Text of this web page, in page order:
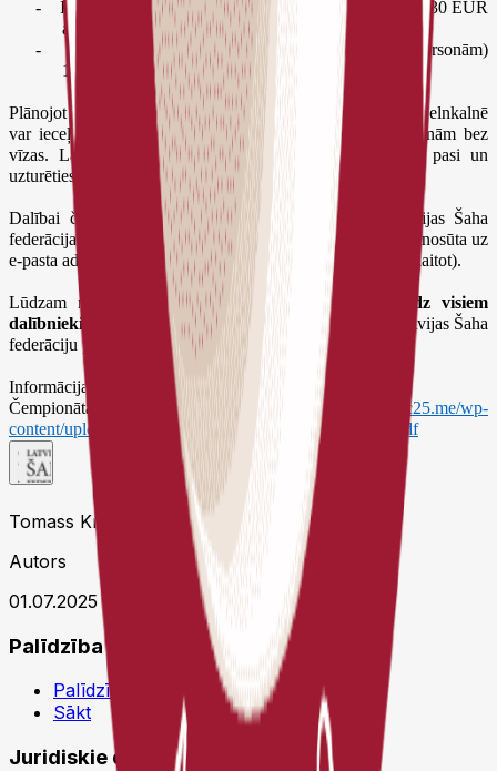
-
Iemaksu Eiropas Šaha savienībā (tikai spēlētājiem) 130 EUR
apmērā;
-
Dalības maksu (gan spēlētājiem, gan pavadošām personām)
100 EUR apmērā.
Plānojot ceļojumu, aicinām ņemt vērā, ka Latvijas pilsoņi Melnkalnē
var ieceļot ar pasi vai eID karti un uzturēties līdz 30 dienām bez
vīzas. Latvijas nepilsoņi Melnkalnē var ieceļot tikai ar pasi un
uzturēties līdz 30 dienām bez vīzas.
Dalībai čempionātā iespējams pieteikties, aizpildot Latvijas Šaha
federācijas izstrādāto
pieteikuma formu
. Aizpildītā forma jānosūta uz
e-pasta adresi
info@sahafederacija.lv līdz 14. jūlijam (ieskaitot).
Lūdzam ņemt vērā, ka pieteikuma veidlapa
jāiesniedz visiem
dalībniekiem
, arī tiem, kuri jau iepriekš ir informējuši Latvijas Šaha
federāciju par savu vēlmi piedalīties čempionātā.
Informācija par čempionātu:https://eycc25.me/
Čempionāta nolikums:
https://eycc25.me/wp-
content/uploads/2025/04/EYCC25-general-regulations.pdf
Tomass Kristiāns Šterns
Autors
01.07.2025 05:44 UTC
Palīdzība
Palīdzības centrs
Sākt
Juridiskie dokumenti